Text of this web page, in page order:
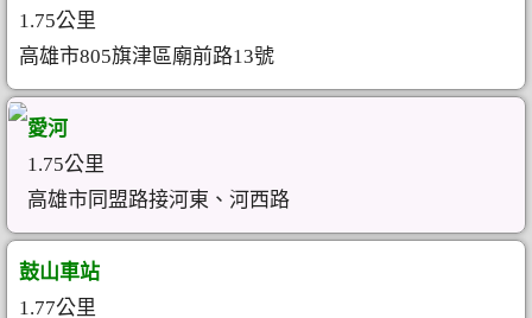
1.75公里
高雄市805旗津區廟前路13號
愛河
1.75公里
高雄市同盟路接河東、河西路
鼓山車站
1.77公里